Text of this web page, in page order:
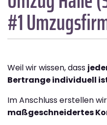
#1
Weil wir wissen, dass
Bertrange individuell
Im Anschluss erstellen
maßgeschneidertes